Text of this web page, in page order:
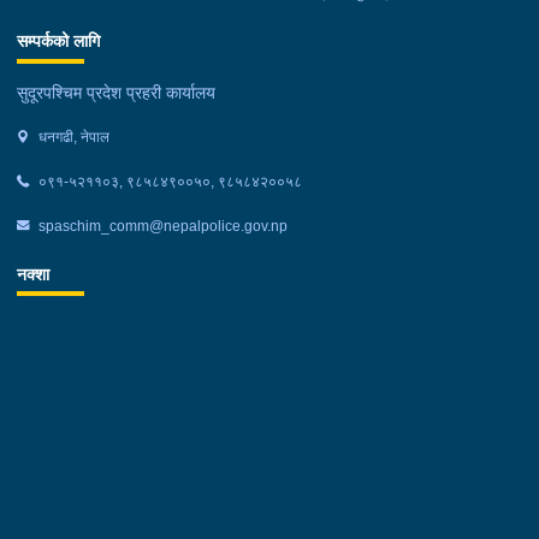
पक्राउ गरेको छ । कञ्चनपुर:- जिल्ला कञ्चनपुर बेलौरी न.पा.१ खल्ला
पिपल चौताराबाट अवैध लागूऔषध खैरो हेरोइन जस्तो देखिने पदार्थ ५५०
मिलिग्राम सहित पुनर्बास न.पा.३ राम बस्ती बस्ने बर्ष १९ को निशान्त
कञ्चनपुरबाट खटिएको प्रहरीले सु.प.प्र.०१-०१२ प ७४८ नम्वरको
मोटरसाइकलमा सवार निजलाई शंका लागी चेकजाँच गर्दा उक्त पदार्थ फेला
सम्पर्कको लागि
सुदूरपश्चिम प्रदेश प्रहरी कार्यालय
धनगढी, नेपाल
०९१-५२११०३, ९८५८४९००५०, ९८५८४२००५८
spaschim_comm@nepalpolice.gov.np
नक्शा